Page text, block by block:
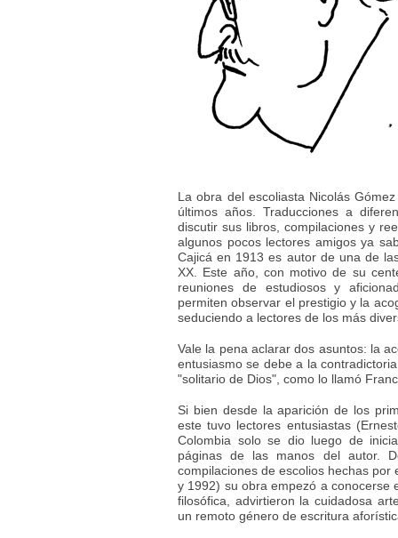
La obra del escoliasta Nicolás
últimos años. Traducciones a
discutir sus libros, compilaciones y
algunos pocos lectores amigos ya
Cajicá en 1913 es autor de una de
XX. Este año, con motivo de su
reuniones de estudiosos y
permiten observar el prestigio y la
seduciendo a lectores de los más
Vale la pena aclarar dos asuntos: la
entusiasmo se debe a la
"solitario de Dios", como lo llamó
Si bien desde la aparición de los
este tuvo lectores entusiastas
Colombia solo se dio luego de
páginas de las manos del autor.
compilaciones de escolios hechas
y 1992) su obra empezó a conocerse
filosófica, advirtieron la cuidadosa
un remoto género de escritura